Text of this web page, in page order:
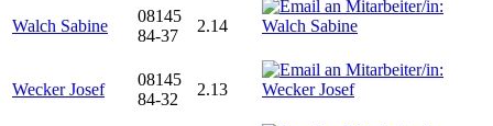
Walch Sabine
08145
84-37
2.14
Wecker Josef
08145
84-32
2.13